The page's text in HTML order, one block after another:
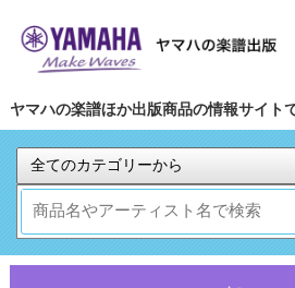
ヤマハの楽譜ほか出版商品の情報サイトで